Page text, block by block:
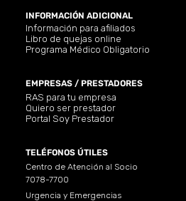
INFORMACIÓN ADICIONAL
Información para afiliados
Libro de quejas online
Programa Médico Obligatorio
EMPRESAS / PRESTADORES
RAS para tu empresa
Quiero ser prestador
Portal Soy Prestador
TELÉFONOS ÚTILES
Centro de Atención al Socio
7078-7700
Urgencia y Emergencias